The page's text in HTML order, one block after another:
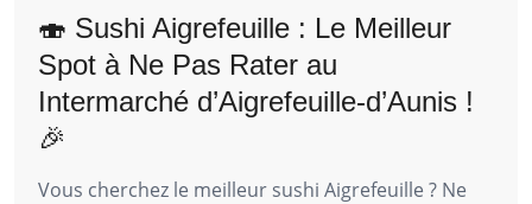
🍣 Sushi Aigrefeuille : Le Meilleur
Spot à Ne Pas Rater au
Intermarché d’Aigrefeuille-d’Aunis !
🎉
Vous cherchez le meilleur sushi Aigrefeuille ? Ne